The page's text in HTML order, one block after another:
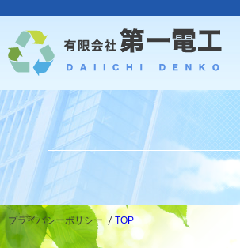
プライバシーポリシー TOP